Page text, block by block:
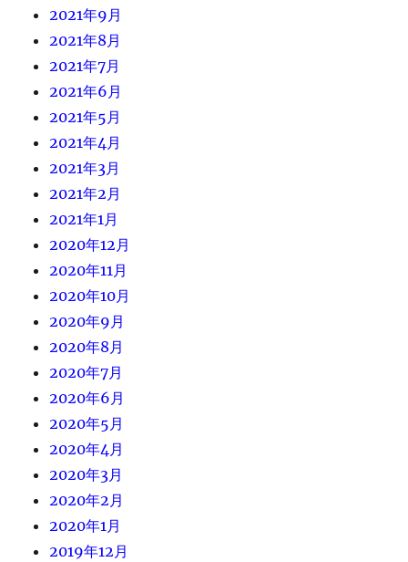
2021年9月
2021年8月
2021年7月
2021年6月
2021年5月
2021年4月
2021年3月
2021年2月
2021年1月
2020年12月
2020年11月
2020年10月
2020年9月
2020年8月
2020年7月
2020年6月
2020年5月
2020年4月
2020年3月
2020年2月
2020年1月
2019年12月